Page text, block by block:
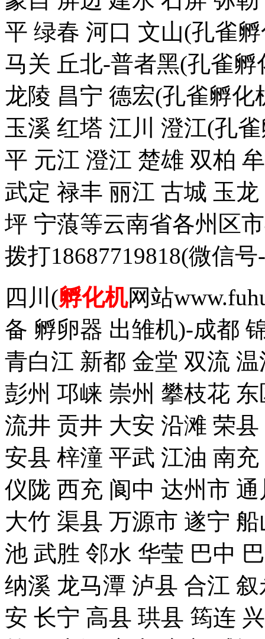
平 绿春 河口 文山(孔雀
马关 丘北-普者黑(孔雀
龙陵 昌宁 德宏(孔雀孵
玉溪 红塔 江川 澄江(孔
平 元江 澄江 楚雄 双柏
武定 禄丰 丽江 古城 玉
坪 宁蒗等云南省各州区
拨打18687719818(微信
四川(孵化机网站
备 孵卵器 出雏机)-成都
青白江 新都 金堂 双流
彭州 邛崃 崇州 攀枝花
流井 贡井 大安 沿滩 荣
安县 梓潼 平武 江油 南
仪陇 西充 阆中 达州市
大竹 渠县 万源市 遂宁
池 武胜 邻水 华莹 巴中
纳溪 龙马潭 泸县 合江
安 长宁 高县 珙县 筠连